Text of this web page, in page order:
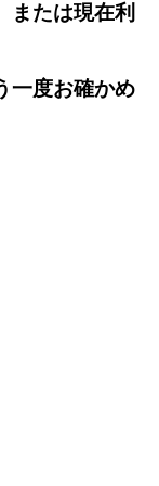
または現在利
一度お確かめ